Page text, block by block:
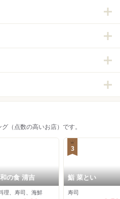
（点数の高いお店）です。
の食 清吉
理、寿司、海鮮
3
鮨 菜とい
寿司